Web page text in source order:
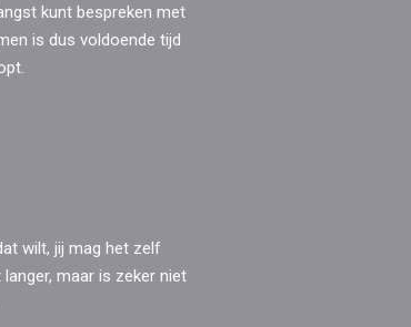
kunt bespreken met
is dus voldoende tijd
wilt, jij mag het zelf
maar is zeker niet